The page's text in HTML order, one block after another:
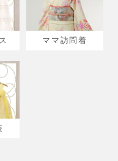
ママ訪問着